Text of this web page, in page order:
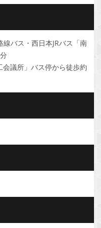
バス・西日本JRバス「南
議所」バス停から徒歩約